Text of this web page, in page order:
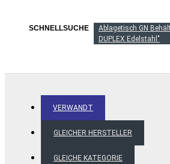
SCHNELLSUCHE
Ablagetisch GN
DUPLEX Edelstahl"
VERWANDT
GLEICHER HERSTELLER
GLEICHE KATEGORIE